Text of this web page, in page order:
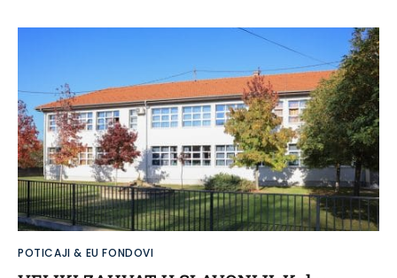
POTICAJI & EU FONDOVI